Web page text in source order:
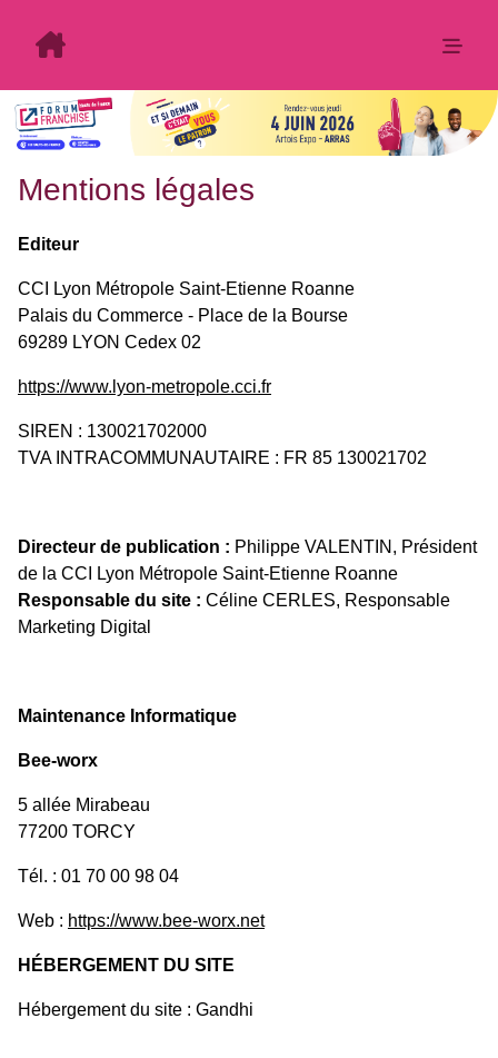
Mentions légales
Editeur
CCI Lyon Métropole Saint-Etienne Roanne
Palais du Commerce - Place de la Bourse
69289 LYON Cedex 02
https://www.lyon-metropole.cci.fr
SIREN : 130021702000
TVA INTRACOMMUNAUTAIRE : FR 85 130021702
Directeur de publication : Philippe VALENTIN, Président
de la CCI Lyon Métropole Saint-Etienne Roanne
Responsable du site : Céline CERLES, Responsable
Marketing Digital
Maintenance Informatique
Bee-worx
5 allée Mirabeau
77200 TORCY
Tél. : 01 70 00 98 04
Web : https://www.bee-worx.net
HÉBERGEMENT DU SITE
Hébergement du site : Gandhi